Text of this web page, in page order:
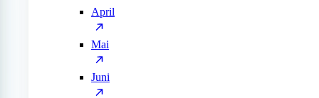
April
Mai
Juni